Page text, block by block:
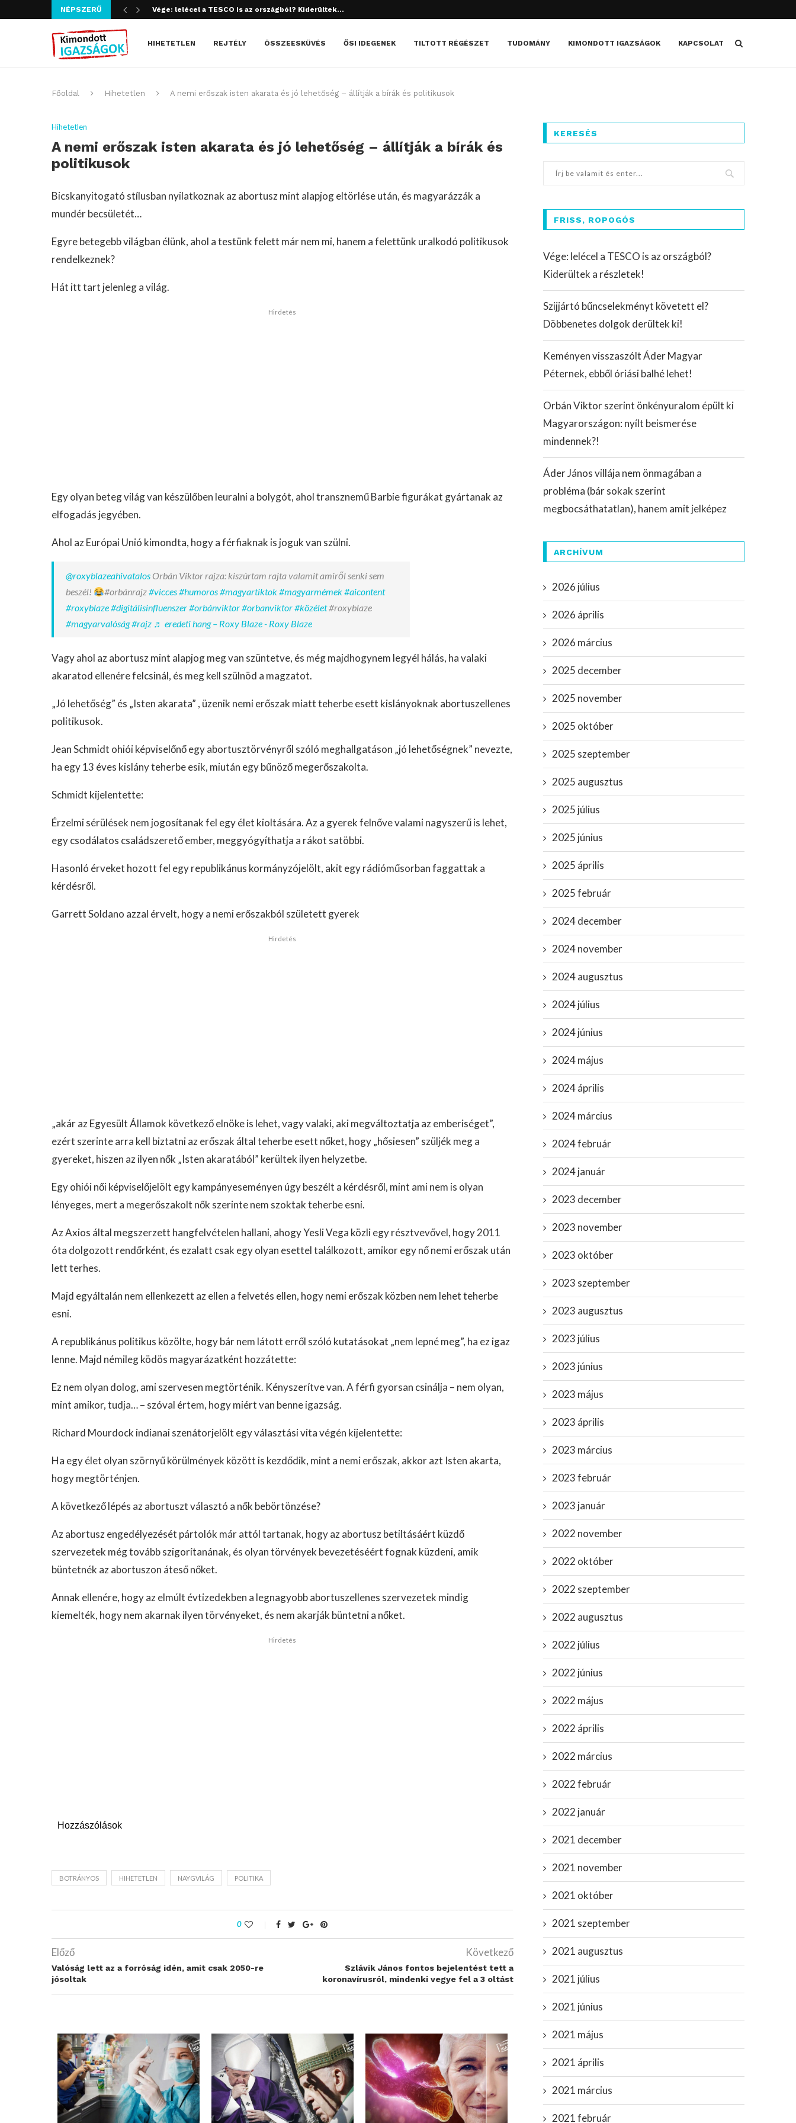
NÉPSZERŰ
Vége: lelécel a TESCO is az országból? Kiderültek...
HIHETETLEN REJTÉLY ÖSSZEESKÜVÉS ŐSI IDEGENEK TILTOTT RÉGÉSZET TUDOMÁNY KIMONDOTT IGAZSÁGOK KAPCSOLAT
Főoldal Hihetetlen A nemi erőszak isten akarata és jó lehetőség – állítják a bírák és politikusok
Hihetetlen
A nemi erőszak isten akarata és jó lehetőség – állítják a bírák és
politikusok
Bicskanyitogató stílusban nyilatkoznak az abortusz mint alapjog eltörlése után, és magyarázzák a
mundér becsületét…
Egyre betegebb világban élünk, ahol a testünk felett már nem mi, hanem a felettünk uralkodó politikusok
rendelkeznek?
Hát itt tart jelenleg a világ.
Hirdetés
Egy olyan beteg világ van készülőben leuralni a bolygót, ahol transznemű Barbie figurákat gyártanak az
elfogadás jegyében.
Ahol az Európai Unió kimondta, hogy a férfiaknak is joguk van szülni.
@roxyblazeahivatalos Orbán Viktor rajza: kiszúrtam rajta valamit amiről senki sem
beszél!
#orbánrajz#vicces#humoros#magyartiktok#magyarmémek#aicontent
#roxyblaze#digitálisinfluenszer#orbánviktor#orbanviktor#közélet#roxyblaze
#magyarvalóság#rajz ♬ eredeti hang – Roxy Blaze - Roxy Blaze
Vagy ahol az abortusz mint alapjog meg van szüntetve, és még majdhogynem legyél hálás, ha valaki
akaratod ellenére felcsinál, és meg kell szülnöd a magzatot.
„Jó lehetőség” és „Isten akarata” , üzenik nemi erőszak miatt teherbe esett kislányoknak abortuszellenes
politikusok.
Jean Schmidt ohiói képviselőnő egy abortusztörvényről szóló meghallgatáson „jó lehetőségnek” nevezte,
ha egy 13 éves kislány teherbe esik, miután egy bűnöző megerőszakolta.
Schmidt kijelentette:
Érzelmi sérülések nem jogosítanak fel egy élet kioltására. Az a gyerek felnőve valami nagyszerű is lehet,
egy csodálatos családszerető ember, meggyógyíthatja a rákot satöbbi.
Hasonló érveket hozott fel egy republikánus kormányzójelölt, akit egy rádióműsorban faggattak a
kérdésről.
Garrett Soldano azzal érvelt, hogy a nemi erőszakból született gyerek
Hirdetés
„akár az Egyesült Államok következő elnöke is lehet, vagy valaki, aki megváltoztatja az emberiséget”,
ezért szerinte arra kell biztatni az erőszak által teherbe esett nőket, hogy „hősiesen” szüljék meg a
gyereket, hiszen az ilyen nők „Isten akaratából” kerültek ilyen helyzetbe.
Egy ohiói női képviselőjelölt egy kampányeseményen úgy beszélt a kérdésről, mint ami nem is olyan
lényeges, mert a megerőszakolt nők szerinte nem szoktak teherbe esni.
Az Axios által megszerzett hangfelvételen hallani, ahogy Yesli Vega közli egy résztvevővel, hogy 2011
óta dolgozott rendőrként, és ezalatt csak egy olyan esettel találkozott, amikor egy nő nemi erőszak után
lett terhes.
Majd egyáltalán nem ellenkezett az ellen a felvetés ellen, hogy nemi erőszak közben nem lehet teherbe
esni.
A republikánus politikus közölte, hogy bár nem látott erről szóló kutatásokat „nem lepné meg”, ha ez igaz
lenne. Majd némileg ködös magyarázatként hozzátette:
Ez nem olyan dolog, ami szervesen megtörténik. Kényszerítve van. A férfi gyorsan csinálja – nem olyan,
mint amikor, tudja… – szóval értem, hogy miért van benne igazság.
Richard Mourdock indianai szenátorjelölt egy választási vita végén kijelentette:
Ha egy élet olyan szörnyű körülmények között is kezdődik, mint a nemi erőszak, akkor azt Isten akarta,
hogy megtörténjen.
A következő lépés az abortuszt választó a nők bebörtönzése?
Az abortusz engedélyezését pártolók már attól tartanak, hogy az abortusz betiltásáért küzdő
szervezetek még tovább szigorítanának, és olyan törvények bevezetéséért fognak küzdeni, amik
büntetnék az abortuszon áteső nőket.
Annak ellenére, hogy az elmúlt évtizedekben a legnagyobb abortuszellenes szervezetek mindig
kiemelték, hogy nem akarnak ilyen törvényeket, és nem akarják büntetni a nőket.
Hirdetés
Hozzászólások
BOTRÁNYOS HIHETETLEN NAYGVILÁG POLITIKA
0
Előző
Valóság lett az a forróság idén, amit csak 2050-re
jósoltak
Következő
Szlávik János fontos bejelentést tett a
koronavírusról, mindenki vegye fel a 3 oltást
KERESÉS
FRISS, ROPOGÓS
Vége: lelécel a TESCO is az országból?
Kiderültek a részletek!
Szijjártó bűncselekményt követett el?
Döbbenetes dolgok derültek ki!
Keményen visszaszólt Áder Magyar
Péternek, ebből óriási balhé lehet!
Orbán Viktor szerint önkényuralom épült ki
Magyarországon: nyílt beismerése
mindennek?!
Áder János villája nem önmagában a
probléma (bár sokak szerint
megbocsáthatatlan), hanem amit jelképez
ARCHÍVUM
2026 július
2026 április
2026 március
2025 december
2025 november
2025 október
2025 szeptember
2025 augusztus
2025 július
2025 június
2025 április
2025 február
2024 december
2024 november
2024 augusztus
2024 július
2024 június
2024 május
2024 április
2024 március
2024 február
2024 január
2023 december
2023 november
2023 október
2023 szeptember
2023 augusztus
2023 július
2023 június
2023 május
2023 április
2023 március
2023 február
2023 január
2022 november
2022 október
2022 szeptember
2022 augusztus
2022 július
2022 június
2022 május
2022 április
2022 március
2022 február
2022 január
2021 december
2021 november
2021 október
2021 szeptember
2021 augusztus
2021 július
2021 június
2021 május
2021 április
2021 március
2021 február